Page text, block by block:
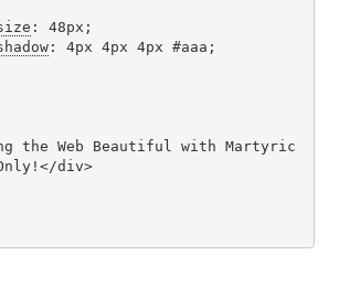
: 48px;
: 4px 4px 4px #aaa;
div>